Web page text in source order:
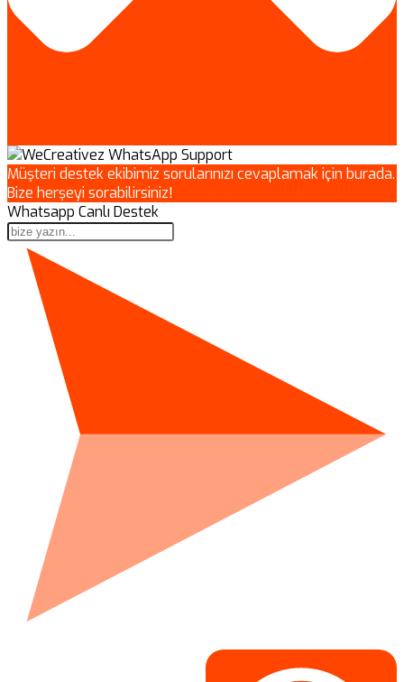
Müşteri destek ekibimiz sorularınızı cevaplamak için burada.
Bize herşeyi sorabilirsiniz!
Whatsapp Canlı Destek